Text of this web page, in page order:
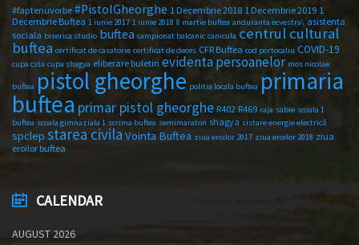
#faptenuvorbe #PistolGheorghe 1 Decembrie 2018 1 Decembrie 2019 1
Decembrie Buftea 1 iunie 2017 1 iunie 2018 8 martie buftea anduranta ecvestra\ asistenta
sociala biserica studio buftea campionat balcanic canicula centrul cultural
buftea certificat de casatorie certificat de deces CFR Buftea cod portocaliu COVID-19
cupa csta cupa shagya eliberare buletin evidenta persoanelor mos nicolae
buftea pistol gheorghe politia locala buftea primaria
buftea primar pistol gheorghe R402 R469 raja sabie scoala 1
buftea scoala gimnaziala 1 scrima buftea semimaraton shagya sistare energie electrică
spclep starea civila Vointa Buftea ziua eroilor 2017 ziua eroilor 2018 ziua
eroilor buftea
CALENDAR
AUGUST 2026